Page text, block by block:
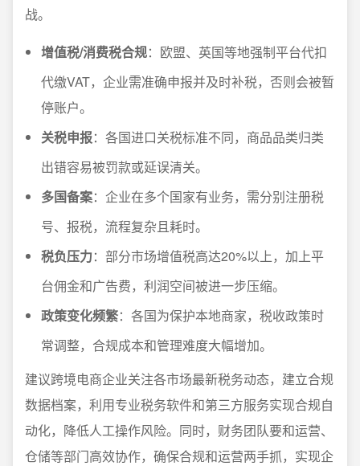
战。
增值税/消费税合规：欧盟、英国等地强制平台代扣
代缴VAT，企业需准确申报并及时补税，否则会被暂
停账户。
关税申报：各国进口关税标准不同，商品品类归类
出错容易被罚款或延误清关。
多国备案：企业在多个国家有业务，需分别注册税
号、报税，流程复杂且耗时。
税负压力：部分市场增值税高达20%以上，加上平
台佣金和广告费，利润空间被进一步压缩。
政策变化频繁：各国为保护本地商家，税收政策时
常调整，合规成本和管理难度大幅增加。
建议跨境电商企业关注各市场最新税务动态，建立合规
数据档案，利用专业税务软件和第三方服务实现合规自
动化，降低人工操作风险。同时，财务团队要和运营、
仓储等部门高效协作，确保合规和运营两手抓，实现企